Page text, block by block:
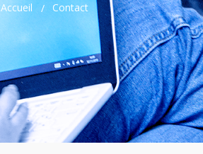
Accueil Contact